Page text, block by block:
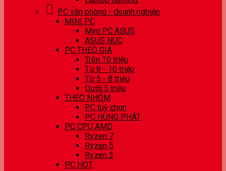
PC văn phòng - doanh nghiệp
MINI PC
Mini PC ASUS
ASUS NUC
PC THEO GIÁ
Trên 10 triệu
Từ 8 - 10 triệu
Từ 5 - 8 triệu
Dưới 5 triệu
THEO NHÓM
PC tuỳ chọn
PC HÙNG PHÁT
PC CPU AMD
Ryzen 7
Ryzen 5
Ryzen 3
PC HOT